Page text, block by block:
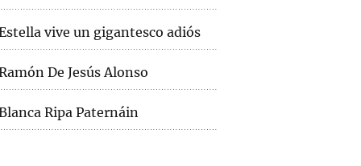
vive un gigantesco adiós
De Jesús Alonso
Ripa Paternáin